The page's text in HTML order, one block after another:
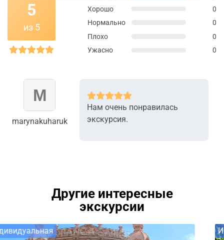
5
из 5
Хорошо
0
Нормально
0
Плохо
0
Ужасно
0
marynakuharuk
Нам очень понравилась
экскурсия.
Другие интересные
экскурсии
Индивидуальная